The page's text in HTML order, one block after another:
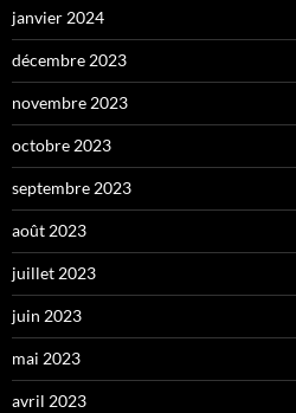
janvier 2024
décembre 2023
novembre 2023
octobre 2023
septembre 2023
août 2023
juillet 2023
juin 2023
mai 2023
avril 2023